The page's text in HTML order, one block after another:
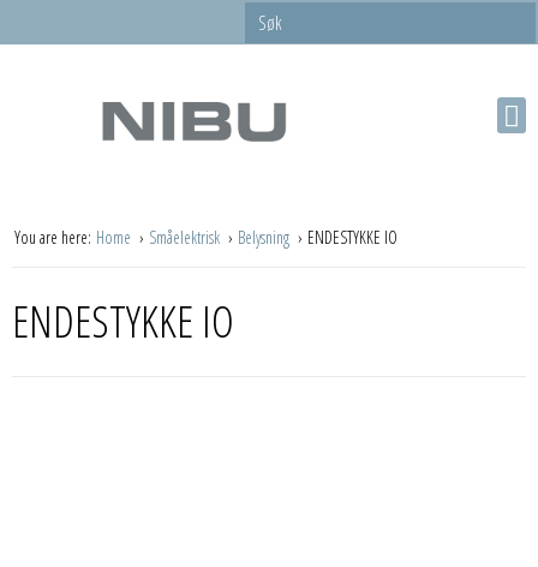
You are here: Home Småelektrisk Belysning ENDESTYKKE IO
ENDESTYKKE IO